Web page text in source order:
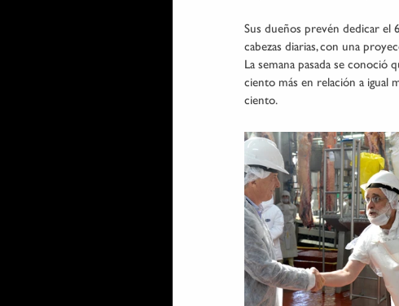
Sus dueños prevén dedicar el
cabezas diarias, con una
La semana pasada se
ciento más en relación a igual
ciento.